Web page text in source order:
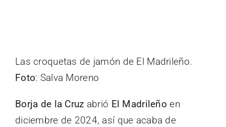
Las croquetas de jamón de El Madrileño.
Foto: Salva Moreno
Borja de la Cruz abrió El Madrileño en
diciembre de 2024, así que acaba de